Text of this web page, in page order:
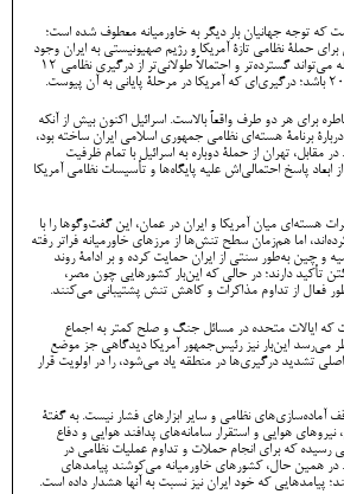
که توجه جهانیان بار دیگر به خاورمیانه معطوف شده است؛
حملۀ نظامی تازۀ آمریکا و رژیم صهیونیستی به ایران وجود
دارد. با این تفاوت که این بار حمله می‌تواند گسترده‌تر و احتمالاً طولانی‌تر از درگیری نظامی ۱۲
برای هر دو طرف واقعاً بالاست. اسرائیل اکنون بیش از آنکه
برنامۀ هسته‌ای نظامی جمهوری اسلامی ایران ساخته بود،
مقابل، تهران از حملۀ دوباره به اسرائیل با تمام ظرفیت
ابعاد پاسخ احتمالی‌اش علیه پایگاه‌ها و تأسیسات نظامی آمریکا
هسته‌ای میان آمریکا و ایران در عمان، این گفت‌وگوها را با
اما هم‌زمان سطح تنش‌ها از مرزهای خاورمیانه فراتر رفته
و چین به‌طور سنتی از ایران حمایت کرده و بر ادامۀ روند
تأکید دارند؛ در حالی که این‌بار کشورهایی چون مصر،
فعال از تداوم مذاکرات و کاهش تنش پشتیبانی می‌کنند.
که ایالات متحده در مسائل جنگ و صلح کمتر به اجماع
می‌رسد این‌بار نیز رئیس‌جمهور آمریکا دیدگاهی جز موضع
تشدید درگیری‌ها در منطقه یاد می‌شود، را در اولویت قرار
آماده‌سازی‌های نظامی و سایر ابزارهای فشار نیست. به گفتۀ
نیروهای هوایی و استقرار سامانه‌های پدافند هوایی و دفاع
که برای انجام حملات و تداوم عملیات نظامی در
در همین حال، کشورهای خاورمیانه می‌کوشند پیامدهای
پیامدهایی که خود ایران نیز نسبت به آنها هشدار داده است.